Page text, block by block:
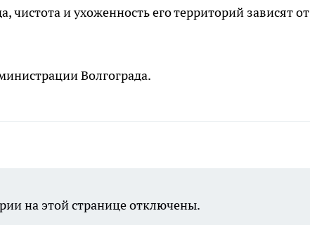
чистота и ухоженность его территорий зависят от
Волгограда.
на этой странице отключены.